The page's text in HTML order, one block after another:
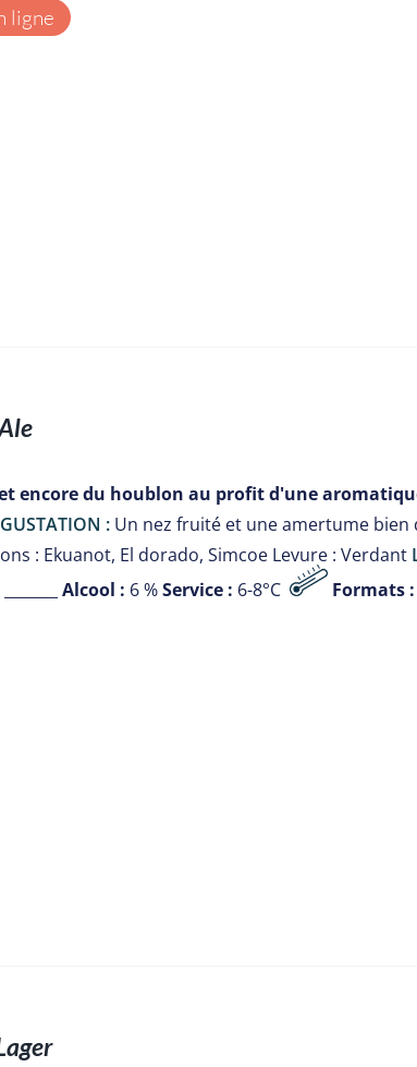
ligne
encore du houblon au profit d'une
:Un nez fruité et une amertume bien
: Ekuanot, El dorado, Simcoe Levure : Verdant
Alcool : 6 %Service : 6-8°C Formats :